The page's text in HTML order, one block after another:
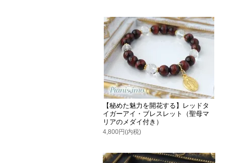
【秘めた魅力を開花する】レッドタ
イガーアイ・ブレスレット（聖母マ
リアのメダイ付き）
4,800円(内税)